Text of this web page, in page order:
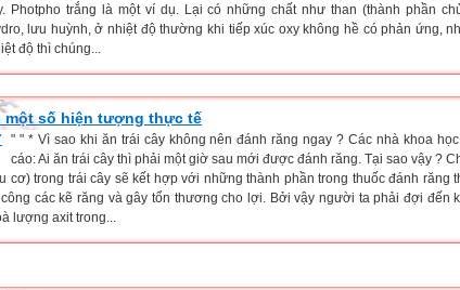
Photpho trắng là một ví dụ. Lại có những chất như than (thành phần
lưu huỳnh, ở nhiệt độ thường khi tiếp xúc oxy không hề có phản ứng,
độ thì chúng...
một số hiện tượng thực tế
" " * Vì sao khi ăn trái cây không nên đánh răng ngay ? Các nhà khoa
cáo: Ai ăn trái cây thì phải một giờ sau mới được đánh răng. Tại sao vậy ?
cơ) trong trái cây sẽ kết hợp với những thành phần trong thuốc đánh răng
các kẽ răng và gây tổn thương cho lợi. Bởi vậy người ta phải đợi đến
lượng axit trong...